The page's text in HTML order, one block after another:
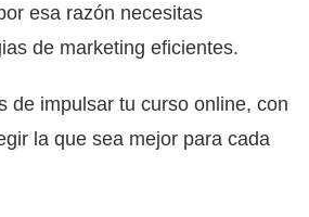
esa razón necesitas
de marketing eficientes.
de impulsar tu curso online, con
la que sea mejor para cada